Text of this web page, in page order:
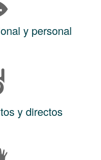
y personal
y directos